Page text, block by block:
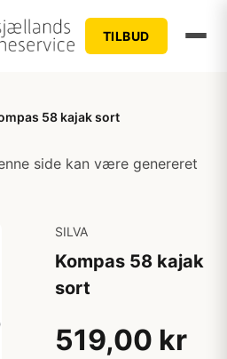
TILBUD
58 kajak sort
side kan være genereret
SILVA
Kompas 58 kajak
sort
519,00 kr